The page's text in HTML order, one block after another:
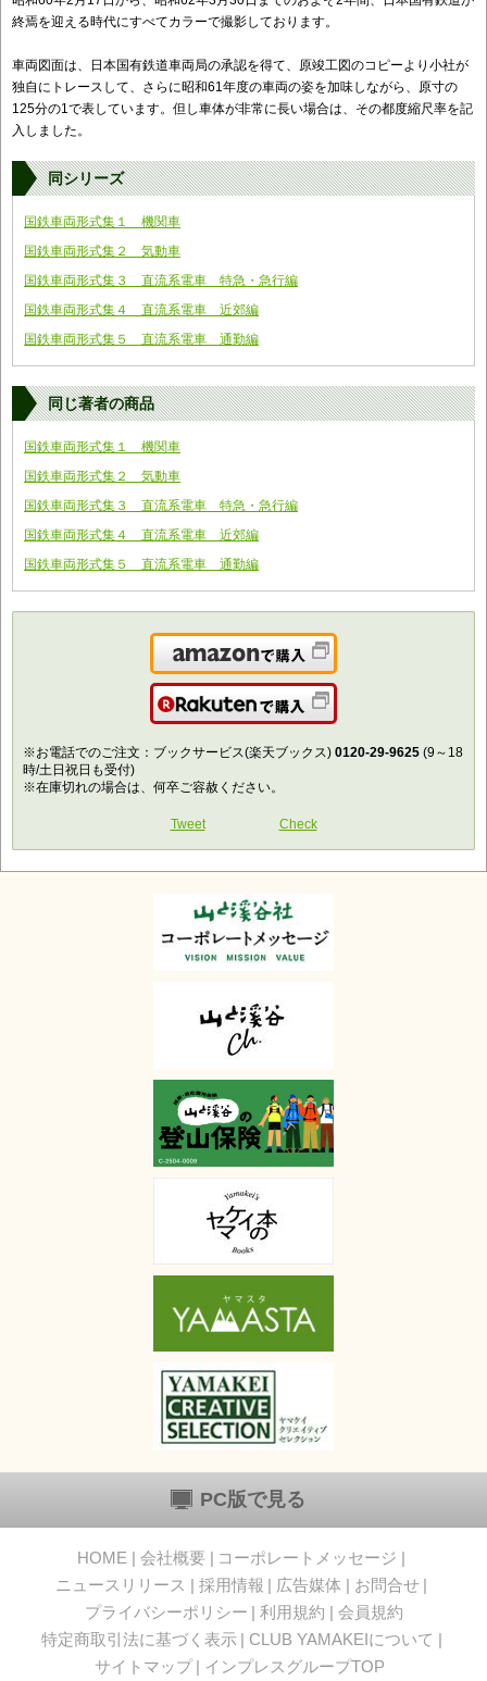
終焉を迎える時代にすべてカラーで撮影しております。
車両図面は、日本国有鉄道車両局の承認を得て、原竣工図のコピーより小社が
独自にトレースして、さらに昭和61年度の車両の姿を加味しながら、原寸の
125分の1で表しています。但し車体が非常に長い場合は、その都度縮尺率を記
入しました。
同シリーズ
国鉄車両形式集１ 機関車
国鉄車両形式集２ 気動車
国鉄車両形式集３ 直流系電車 特急・急行編
国鉄車両形式集４ 直流系電車 近郊編
国鉄車両形式集５ 直流系電車 通勤編
同じ著者の商品
国鉄車両形式集１ 機関車
国鉄車両形式集２ 気動車
国鉄車両形式集３ 直流系電車 特急・急行編
国鉄車両形式集４ 直流系電車 近郊編
国鉄車両形式集５ 直流系電車 通勤編
Amazonで購入
楽天で購入
※お電話でのご注文：ブックサービス(楽天ブックス) 0120-29-9625 (9～18
時/土日祝日も受付)
※在庫切れの場合は、何卒ご容赦ください。
Tweet Check
PC版で見る
HOME 会社概要
コーポレートメッセージ
ニュースリリース
採用情報 広告媒体
お問合せ
プライバシーポリシー
利用規約
会員規約
特定商取引法に基づく表示
CLUB YAMAKEIについて
サイトマップ
インプレスグループTOP